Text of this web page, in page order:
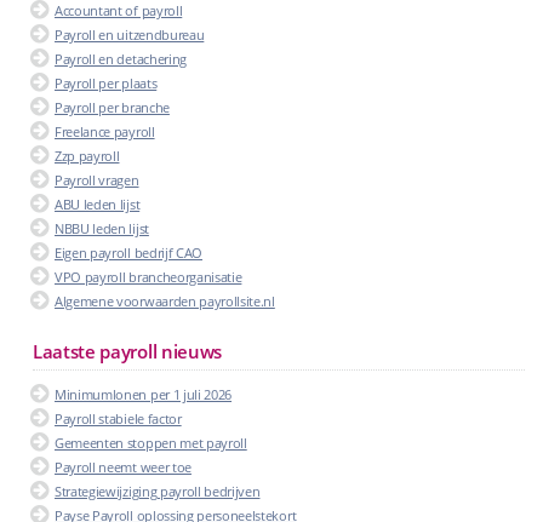
Accountant of payroll
Payroll en uitzendbureau
Payroll en detachering
Payroll per plaats
Payroll per branche
Freelance payroll
Zzp payroll
Payroll vragen
ABU leden lijst
NBBU leden lijst
Eigen payroll bedrijf CAO
VPO payroll brancheorganisatie
Algemene voorwaarden payrollsite.nl
Laatste payroll nieuws
Minimumlonen per 1 juli 2026
Payroll stabiele factor
Gemeenten stoppen met payroll
Payroll neemt weer toe
Strategiewijziging payroll bedrijven
Payse Payroll oplossing personeelstekort